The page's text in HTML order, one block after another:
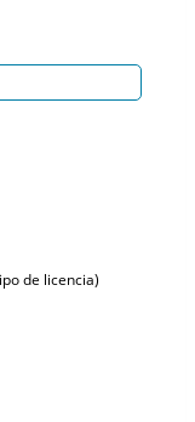
de licencia)